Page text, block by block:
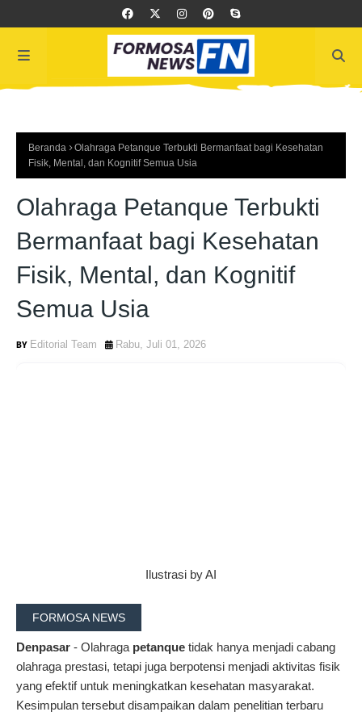
Beranda
Olahraga Petanque Terbukti Bermanfaat bagi Kesehatan
Fisik, Mental, dan Kognitif Semua Usia
Olahraga Petanque Terbukti
Bermanfaat bagi Kesehatan
Fisik, Mental, dan Kognitif
Semua Usia
Editorial Team Rabu, Juli 01, 2026
Ilustrasi by AI
FORMOSA NEWS
Denpasar - Olahraga petanque tidak hanya menjadi cabang
olahraga prestasi, tetapi juga berpotensi menjadi aktivitas fisik
yang efektif untuk meningkatkan kesehatan masyarakat.
Kesimpulan tersebut disampaikan dalam penelitian terbaru